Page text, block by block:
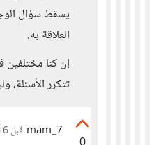
يسقط سؤال
العلاقة به.
إن كنا
تتكرر الأسئلة،
mam_7 قبل 6 أشهر